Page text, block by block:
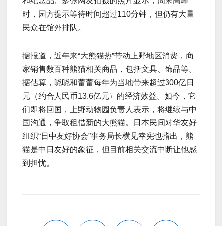
时，园方提示等待时间超过110分钟，但仍有大量
民众在馆外排队。
据报道，近年来“大熊猫热”带动上野地区消费，商
家销售数百种熊猫相关商品，包括文具、饰品等。
据估算，晓晓和蕾蕾每年为当地带来超过300亿日
元（约合人民币13.6亿元）的经济效益。如今，它
们即将回国，上野动物园负责人表示，将继续与中
国沟通，争取租借新的大熊猫。日本民间对华友好
组织“日中友好协会”事务局长横见幸宪也指出，熊
猫是中日友好的象征，但目前相关交流中断让他感
到担忧。